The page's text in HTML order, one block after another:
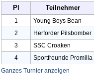
Pl Teilnehmer
1 Young Boys Bean
2
Herforder Pilsbomber
3
SSC Croaken
4
Sportfreunde Promilla
Ganzes Turnier anzeigen